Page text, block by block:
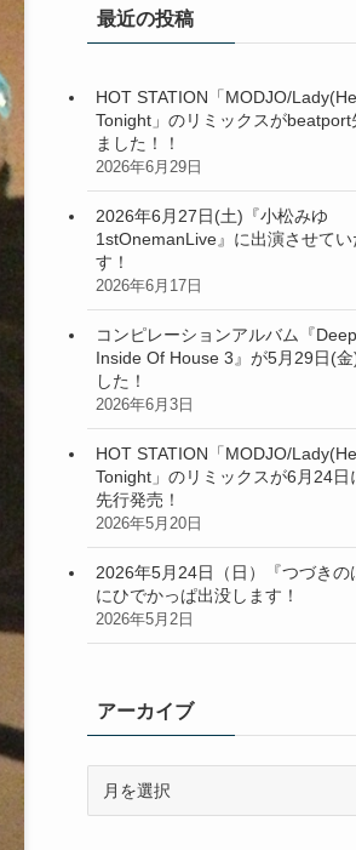
最近の投稿
HOT STATION「MODJO/
Tonight」のリミックスがbeatport
ました！！
2026年6月29日
2026年6月27日(土)『小松みゆ
1stOnemanLive』に出演させてい
す！
2026年6月17日
コンピレーションアルバム『
Inside Of House 3』が5月29日(金
した！
2026年6月3日
HOT STATION「MODJO/
Tonight」のリミックスが6月24
先行発売！
2026年5月20日
2026年5月24日（日）『つづきの
にひでかっぱ出没します！
2026年5月2日
アーカイブ